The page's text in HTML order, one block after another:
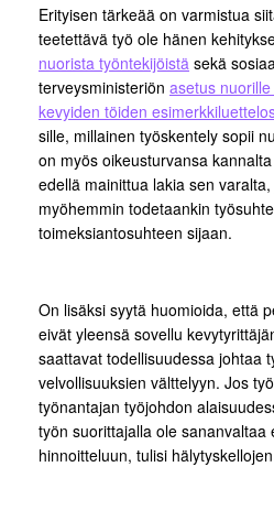
Erityisen tärkeää on varmistua
teetettävä työ ole hänen
nuorista työntekijöistä sekä
terveysministeriön asetus
kevyiden töiden
sille, millainen työskentely sopii
on myös oikeusturvansa
edellä mainittua lakia sen
myöhemmin todetaankin
toimeksiantosuhteen sijaan.
On lisäksi syytä huomioida, että
eivät yleensä sovellu
saattavat todellisuudessa johtaa
velvollisuuksien välttelyyn. Jos
työnantajan työjohdon
työn suorittajalla ole sananvaltaa
hinnoitteluun, tulisi